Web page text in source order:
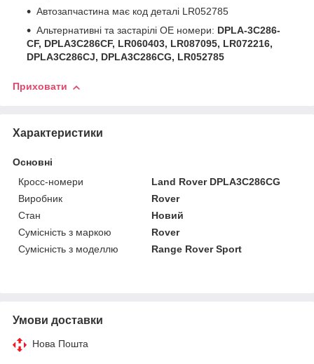
Автозапчастина має код деталі LR052785
Альтернативні та застарілі ОЕ номери: DPLA-3C286-
CF, DPLA3C286CF, LR060403, LR087095, LR072216,
DPLA3C286CJ, DPLA3C286CG, LR052785
Приховати
Характеристики
Основні
Кросс-номери
Land Rover DPLA3C286CG
Виробник
Rover
Стан
Новий
Сумісність з маркою
Rover
Сумісність з моделлю
Range Rover Sport
Умови доставки
Нова Пошта